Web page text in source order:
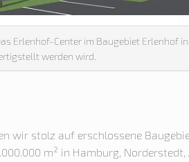
Erlenhof-Center im Baugebiet Erlenhof
werden wird.
wir stolz auf erschlossene
m² in Hamburg,